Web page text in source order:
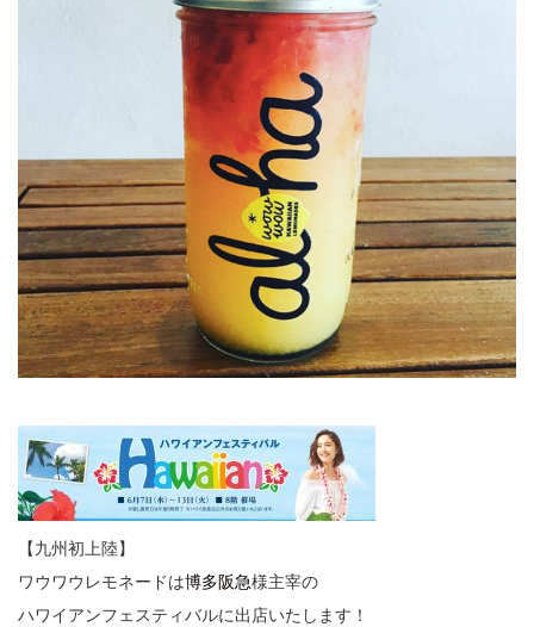
【九州初上陸】
ワウワウレモネードは博多阪急様主宰の
ハワイアンフェスティバルに出店いたします！